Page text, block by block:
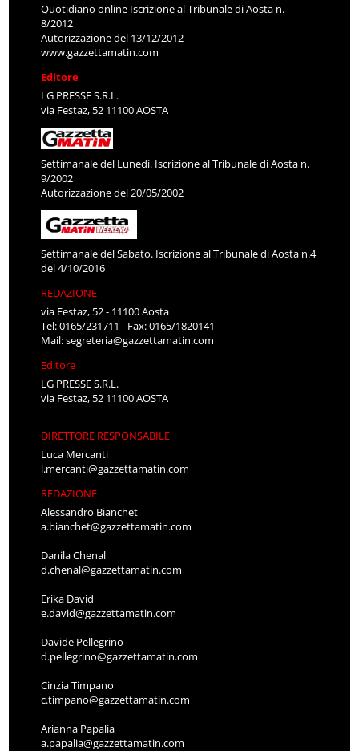
Quotidiano online Iscrizione al Tribunale di Aosta n.
8/2012
Autorizzazione del 13/12/2012
www.gazzettamatin.com
Editore
LG PRESSE S.R.L.
via Festaz, 52 11100 AOSTA
Settimanale del Lunedì. Iscrizione al Tribunale di Aosta n.
9/2002
Autorizzazione del 20/05/2002
Settimanale del Sabato. Iscrizione al Tribunale di Aosta n.4
del 4/10/2016
REDAZIONE
via Festaz, 52 - 11100 Aosta
Tel: 0165/231711 - Fax: 0165/1820141
Mail:segreteria@gazzettamatin.com
Editore
LG PRESSE S.R.L.
via Festaz, 52 11100 AOSTA
DIRETTORE RESPONSABILE
Luca Mercanti
l.mercanti@gazzettamatin.com
REDAZIONE
Alessandro Bianchet
a.bianchet@gazzettamatin.com
Danila Chenal
d.chenal@gazzettamatin.com
Erika David
e.david@gazzettamatin.com
Davide Pellegrino
d.pellegrino@gazzettamatin.com
Cinzia Timpano
c.timpano@gazzettamatin.com
Arianna Papalia
a.papalia@gazzettamatin.com